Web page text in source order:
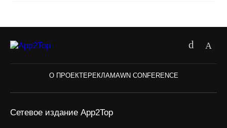
О ПРОЕКТЕ РЕКЛАМАWN CONFERENCE
Сетевое издание App2Top